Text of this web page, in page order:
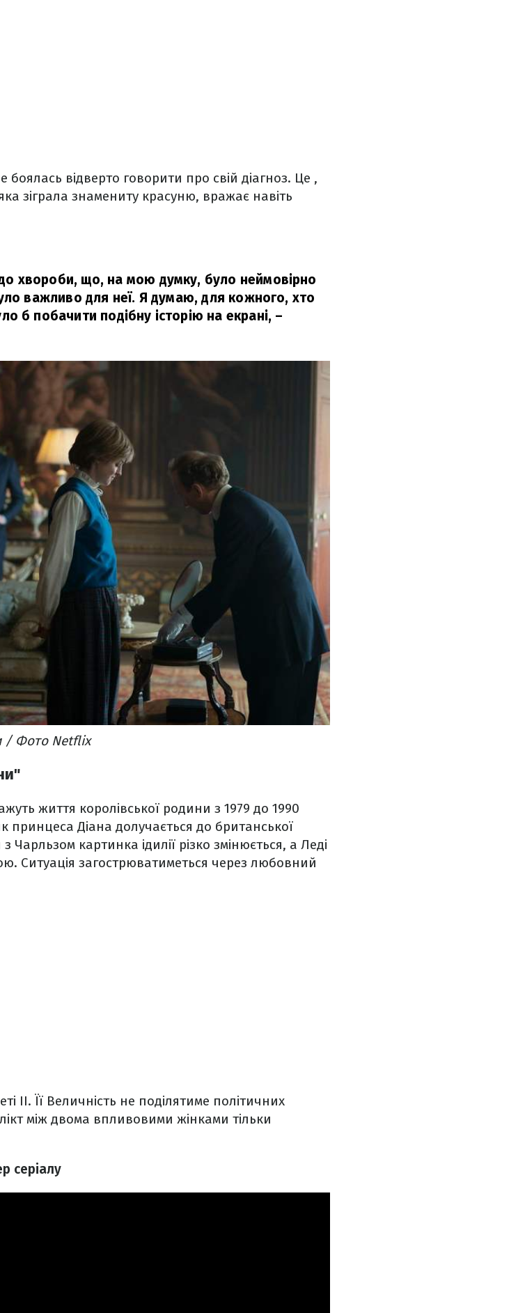
відверто говорити про свій діагноз. Це ,
зіграла знамениту красуню, вражає навіть
хвороби, що, на мою думку, було неймовірно
важливо для неї. Я думаю, для кожного, хто
б побачити подібну історію на екрані, –
/ Фото Netflix
життя королівської родини з 1979 до 1990
принцеса Діана долучається до британської
Чарльзом картинка ідилії різко змінюється, а Леді
Ситуація загострюватиметься через любовний
ІІ. Її Величність не поділятиме політичних
між двома впливовими жінками тільки
серіалу